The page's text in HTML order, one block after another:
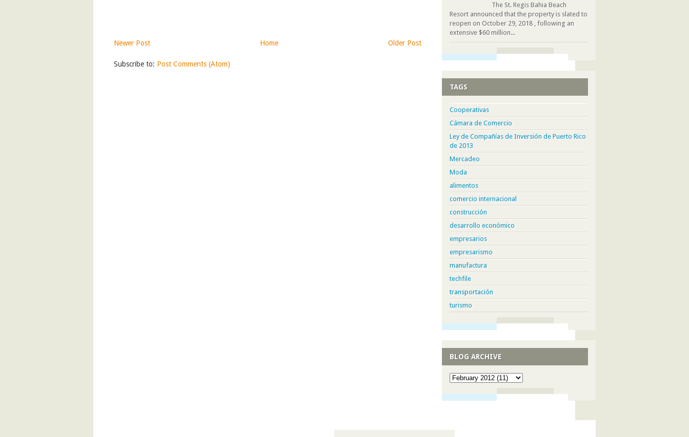
Newer Post Older Post
Home
Subscribe to: Post Comments (Atom)
The St. Regis Bahia Beach
Resort announced that the property is slated to
reopen on October 29, 2018 , following an
extensive $60 million...
TAGS
Cooperativas
Cámara de Comercio
Ley de Compañías de Inversión de Puerto Rico
de 2013
Mercadeo
Moda
alimentos
comercio internacional
construcción
desarrollo económico
empresarios
empresarismo
manufactura
techfile
transportación
turismo
BLOG ARCHIVE